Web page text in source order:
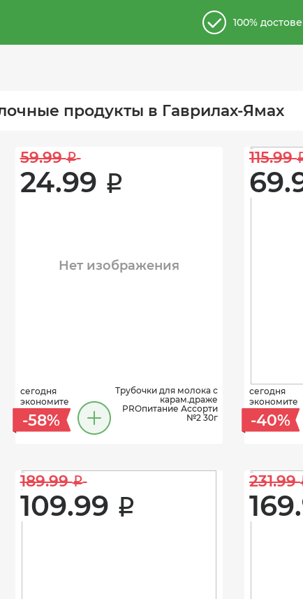
100%
продукты в Гаврилах-Ямах
59.99 i
24.99 i
Нет изображения
сегодня
экономите
-58%
Трубочки для молока с
карам.драже
PROпитание Ассорти
№2 30г
115.99
сегодня
экономите
-40%
189.99 i
109.99 i
231.99